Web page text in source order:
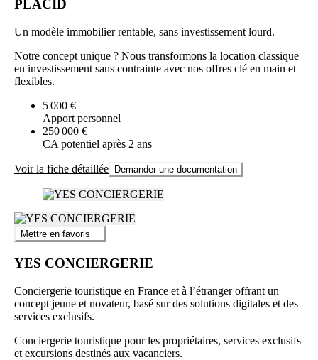
PLACID
Un modèle immobilier rentable, sans investissement lourd.
Notre concept unique ? Nous transformons la location classique
en investissement sans contrainte avec nos offres clé en main et
flexibles.
5 000 €
Apport personnel
250 000 €
CA potentiel après 2 ans
Voir la fiche détaillée Demander une documentation
Mettre en favoris
YES CONCIERGERIE
Conciergerie touristique en France et à l’étranger offrant un
concept jeune et novateur, basé sur des solutions digitales et des
services exclusifs.
Conciergerie touristique pour les propriétaires, services exclusifs
et excursions destinés aux vacanciers.